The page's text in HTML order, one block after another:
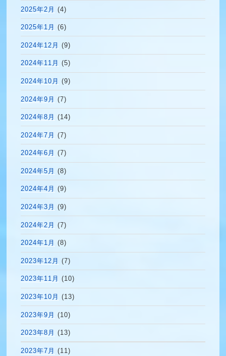
2025年2月 (4)
2025年1月 (6)
2024年12月 (9)
2024年11月 (5)
2024年10月 (9)
2024年9月 (7)
2024年8月 (14)
2024年7月 (7)
2024年6月 (7)
2024年5月 (8)
2024年4月 (9)
2024年3月 (9)
2024年2月 (7)
2024年1月 (8)
2023年12月 (7)
2023年11月 (10)
2023年10月 (13)
2023年9月 (10)
2023年8月 (13)
2023年7月 (11)